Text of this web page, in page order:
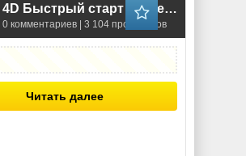
Cinema 4D Быcтрый cтapт (Видео-курс)
| 0 комментариев | 3 104 просмотров
Читать далее